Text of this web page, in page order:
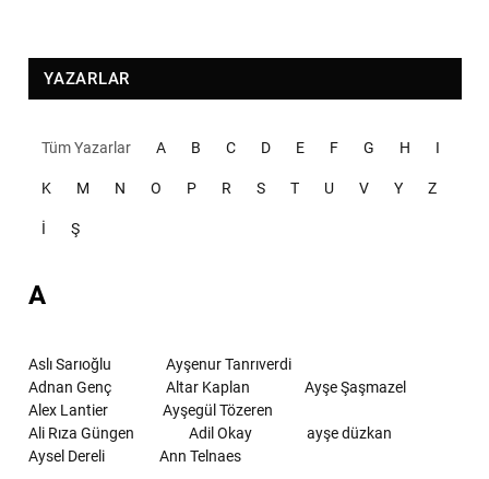
YAZARLAR
Tüm Yazarlar A B C D E F G H I
K M N O P R S T U V Y Z
İ Ş
A
Aslı Sarıoğlu
Ayşenur Tanrıverdi
Adnan Genç
Altar Kaplan
Ayşe Şaşmazel
Alex Lantier
Ayşegül Tözeren
Ali Rıza Güngen
Adil Okay
ayşe düzkan
Aysel Dereli
Ann Telnaes